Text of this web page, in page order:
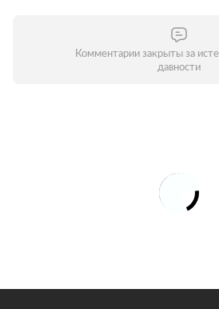
Комментарии закрыты за
давности